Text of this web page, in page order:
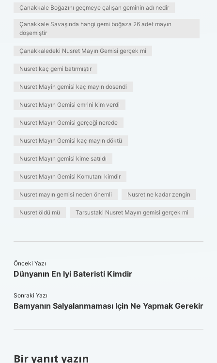
Çanakkale Boğazını geçmeye çalışan geminin adı nedir
Çanakkale Savaşında hangi gemi boğaza 26 adet mayın
döşemiştir
Çanakkaledeki Nusret Mayın Gemisi gerçek mi
Nusret kaç gemi batırmıştır
Nusret Mayin gemisi kaç mayın dosendi
Nusret Mayın Gemisi emrini kim verdi
Nusret Mayın Gemisi gerçeği nerede
Nusret Mayın Gemisi kaç mayın döktü
Nusret Mayın gemisi kime satıldı
Nusret Mayın Gemisi Komutanı kimdir
Nusret mayın gemisi neden önemli Nusret ne kadar zengin
Nusret öldü mü Tarsustaki Nusret Mayın gemisi gerçek mi
Önceki Yazı
Dünyanın En Iyi Bateristi Kimdir
Sonraki Yazı
Bamyanın Salyalanmaması Için Ne Yapmak Gerekir
Bir yanıt yazın